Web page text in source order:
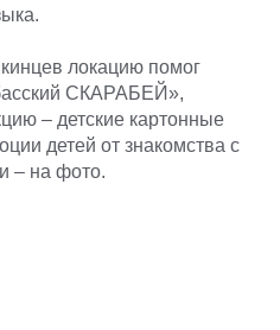
локацию помог
СКАРАБЕЙ»,
– детские картонные
детей от знакомства с
– на фото.